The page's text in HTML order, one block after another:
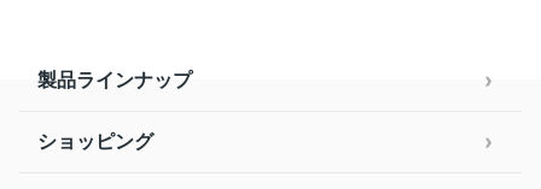
製品ラインナップ
ショッピング